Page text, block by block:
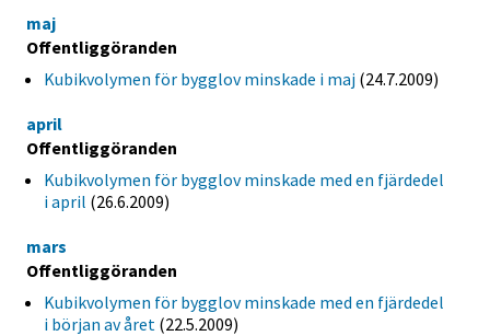
maj
Offentliggöranden
Kubikvolymen för bygglov minskade i maj (24.7.2009)
april
Offentliggöranden
Kubikvolymen för bygglov minskade med en fjärdedel
i april (26.6.2009)
mars
Offentliggöranden
Kubikvolymen för bygglov minskade med en fjärdedel
i början av året (22.5.2009)